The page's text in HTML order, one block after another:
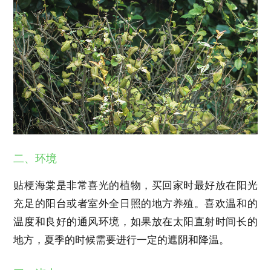
二、环境
贴梗海棠是非常喜光的植物，买回家时最好放在阳光
充足的阳台或者室外全日照的地方养殖。喜欢温和的
温度和良好的通风环境，如果放在太阳直射时间长的
地方，夏季的时候需要进行一定的遮阴和降温。